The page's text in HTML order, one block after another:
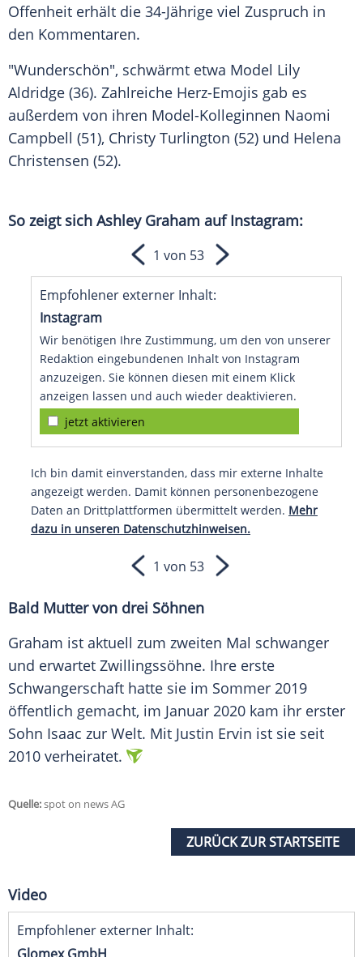
Offenheit erhält die 34-Jährige viel Zuspruch in
den Kommentaren.
"Wunderschön", schwärmt etwa Model Lily
Aldridge (36). Zahlreiche Herz-Emojis gab es
außerdem von ihren Model-Kolleginnen Naomi
Campbell (51), Christy Turlington (52) und Helena
Christensen (52).
So zeigt sich Ashley Graham aufInstagram:
Empfohlener externer Inhalt:
Instagram
Wir benötigen Ihre Zustimmung, um den von unserer
Redaktion eingebundenen Inhalt von Instagram
anzuzeigen. Sie können diesen mit einem Klick
anzeigen lassen und auch wieder deaktivieren.
jetzt aktivieren
Ich bin damit einverstanden, dass mir externe Inhalte
angezeigt werden. Damit können personenbezogene
Daten an Drittplattformen übermittelt werden. Mehr
dazu in unseren Datenschutzhinweisen.
1 von 53
1 von 53
Bald Mutter von drei Söhnen
Graham ist aktuell zum zweiten Mal schwanger
und erwartet Zwillingssöhne. Ihre erste
Schwangerschaft hatte sie im Sommer 2019
öffentlich gemacht, im Januar 2020 kam ihr erster
Sohn Isaac zur Welt. Mit Justin Ervin ist sie seit
2010 verheiratet.
Quelle:spot on news AG
ZURÜCK ZUR STARTSEITE
Video
Empfohlener externer Inhalt: